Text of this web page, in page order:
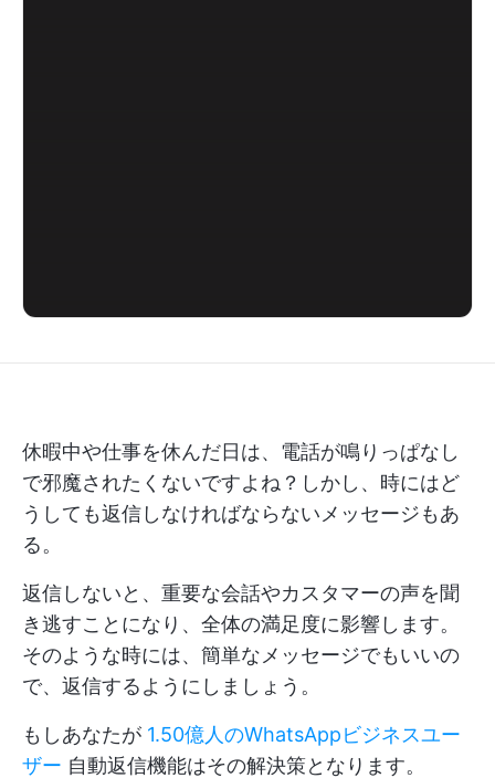
休暇中や仕事を休んだ日は、電話が鳴りっぱなし
で邪魔されたくないですよね？しかし、時にはど
うしても返信しなければならないメッセージもあ
る。
返信しないと、重要な会話やカスタマーの声を聞
き逃すことになり、全体の満足度に影響します。
そのような時には、簡単なメッセージでもいいの
で、返信するようにしましょう。
もしあなたが 1.50億人のWhatsAppビジネスユー
ザー 自動返信機能はその解決策となります。